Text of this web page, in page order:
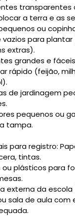
transparentes
a terra e as
ou
vazios para
extras).
grandes e
rápido (feijão,
de jardinagem
pequenos ou
tampa.
para registro:
tintas.
ou plásticos para
externa da
sala de aula com